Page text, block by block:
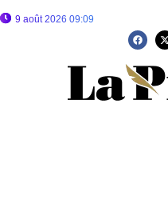
9 août 2026 09:09